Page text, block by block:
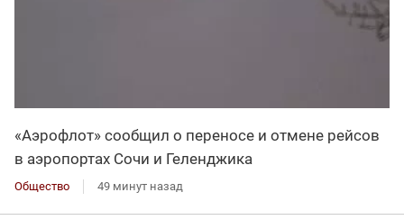
«Аэрофлот» сообщил о переносе и отмене рейсов
в аэропортах Сочи и Геленджика
Общество 49 минут назад